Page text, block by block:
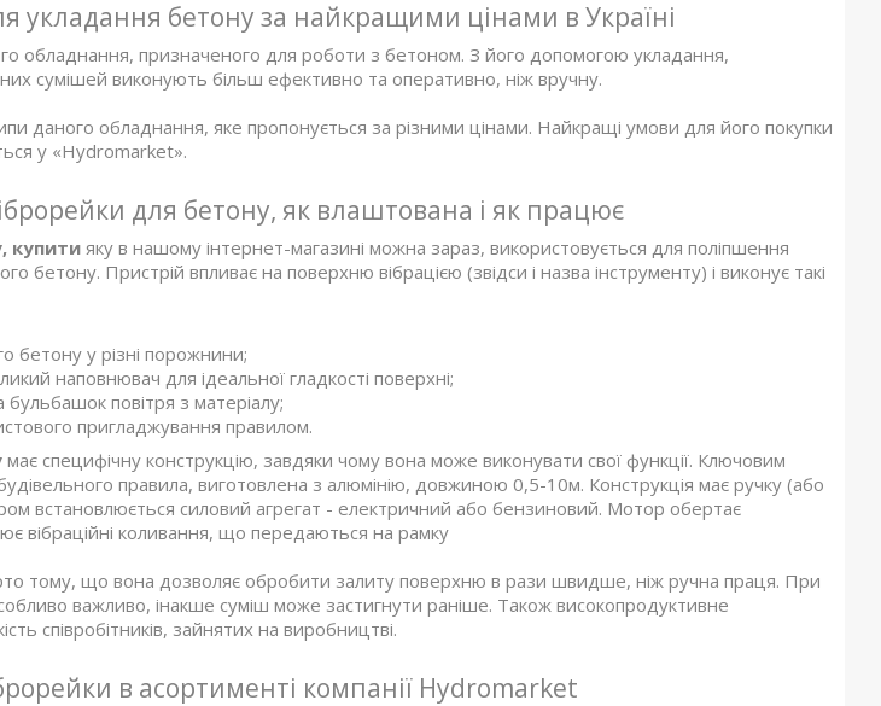
укладання бетону за найкращими цінами в Україні
обладнання, призначеного для роботи з бетоном. З його допомогою укладання,
сумішей виконують більш ефективно та оперативно, ніж вручну.
даного обладнання, яке пропонується за різними цінами. Найкращі умови для його покупки
у «Hydromarket».
для бетону, як влаштована і як працює
купити яку в нашому інтернет-магазині можна зараз, використовується для поліпшення
бетону. Пристрій впливає на поверхню вібрацією (звідси і назва інструменту) і виконує такі
бетону у різні порожнини;
наповнювач для ідеальної гладкості поверхні;
повітря з матеріалу;
пригладжування правилом.
має специфічну конструкцію, завдяки чому вона може виконувати свої функції. Ключовим
правила, виготовлена з алюмінію, довжиною 0,5-10м. Конструкція має ручку (або
встановлюється силовий агрегат - електричний або бензиновий. Мотор обертає
вібраційні коливання, що передаються на рамку
тому, що вона дозволяє обробити залиту поверхню в рази швидше, ніж ручна праця. При
важливо, інакше суміш може застигнути раніше. Також високопродуктивне
співробітників, зайнятих на виробництві.
в асортименті компанії Hydromarket